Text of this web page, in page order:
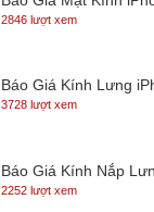
2846 lượt xem
Báo Giá Kính Lưng
3728 lượt xem
Báo Giá Kính Nắp
2252 lượt xem